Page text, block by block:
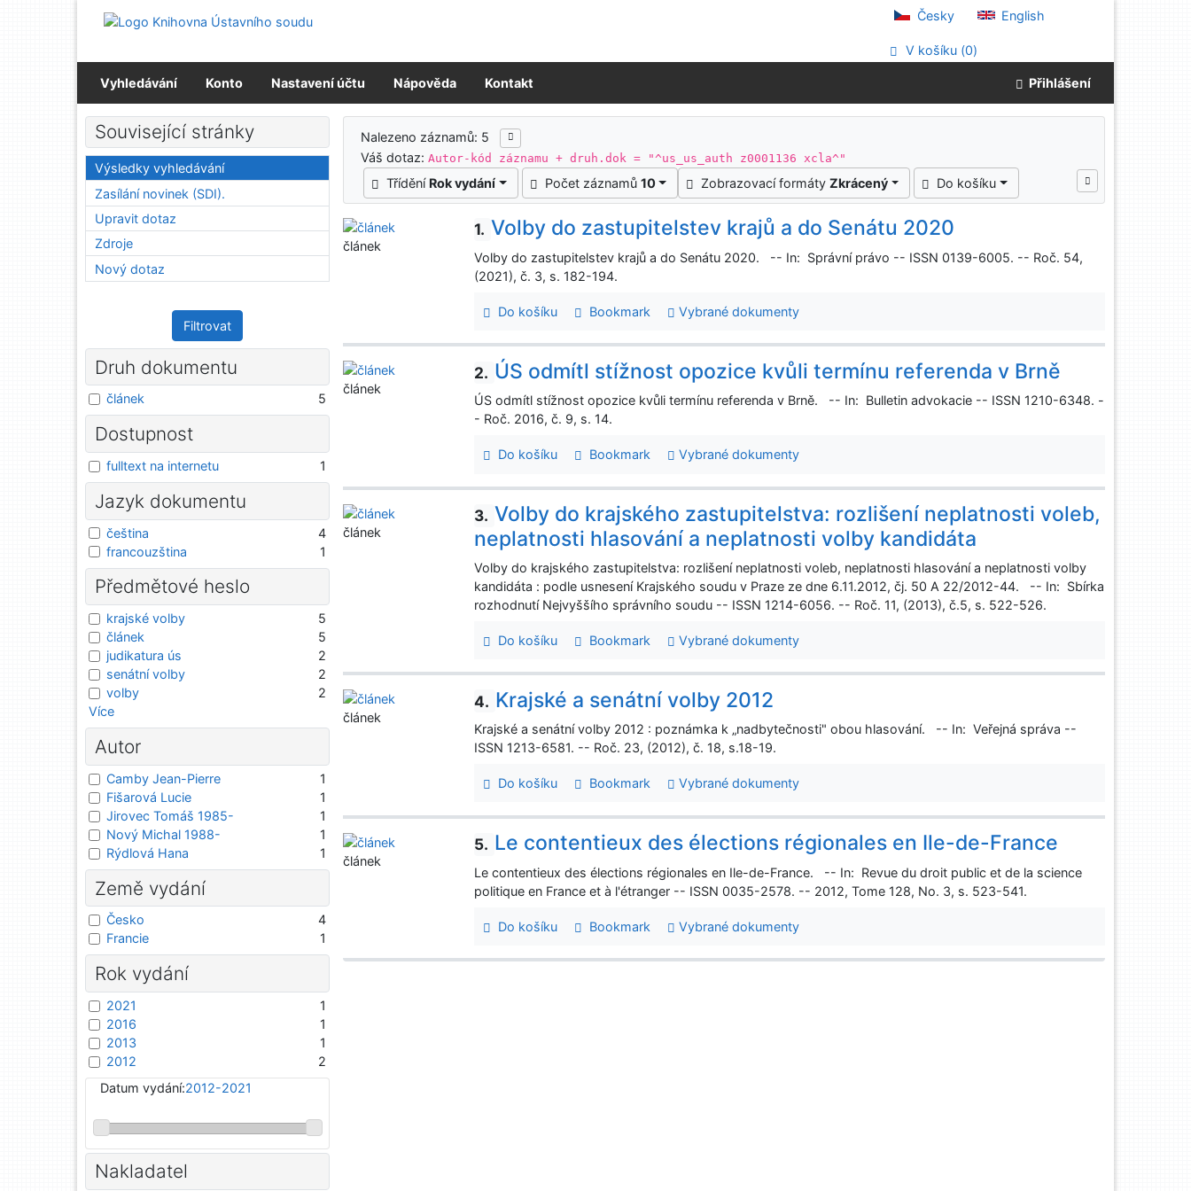
Přejít na menu
Česky English
V košíku (0)
Vyhledávání Konto Nastavení účtu Nápověda Kontakt Přihlášení
Výsledky vyhledávání
Nalezeno záznamů: 5
Váš dotaz:Autor-kód záznamu + druh.dok = "^us_us_auth z0001136 xcla^"
Třídění Rok vydání Počet záznamů 10 Zobrazovací formáty Zkrácený Do košíku
1. Volby do zastupitelstev krajů a do Senátu 2020
Volby do zastupitelstev krajů a do Senátu 2020. -- In: Správní právo -- ISSN 0139-6005. -- Roč. 54,
(2021), č. 3, s. 182-194.
Do košíku Bookmark Vybrané dokumenty
článek
2. ÚS odmítl stížnost opozice kvůli termínu referenda v Brně
ÚS odmítl stížnost opozice kvůli termínu referenda v Brně. -- In: Bulletin advokacie -- ISSN 1210-6348. -
- Roč. 2016, č. 9, s. 14.
Do košíku Bookmark Vybrané dokumenty
článek
3. Volby do krajského zastupitelstva: rozlišení neplatnosti voleb,
neplatnosti hlasování a neplatnosti volby kandidáta
Volby do krajského zastupitelstva: rozlišení neplatnosti voleb, neplatnosti hlasování a neplatnosti volby
kandidáta : podle usnesení Krajského soudu v Praze ze dne 6.11.2012, čj. 50 A 22/2012-44. -- In: Sbírka
rozhodnutí Nejvyššího správního soudu -- ISSN 1214-6056. -- Roč. 11, (2013), č.5, s. 522-526.
Do košíku Bookmark Vybrané dokumenty
článek
4. Krajské a senátní volby 2012
Krajské a senátní volby 2012 : poznámka k „nadbytečnosti" obou hlasování. -- In: Veřejná správa --
ISSN 1213-6581. -- Roč. 23, (2012), č. 18, s.18-19.
Do košíku Bookmark Vybrané dokumenty
článek
5. Le contentieux des élections régionales en Ile-de-France
Le contentieux des élections régionales en Ile-de-France. -- In: Revue du droit public et de la science
politique en France et à l'étranger -- ISSN 0035-2578. -- 2012, Tome 128, No. 3, s. 523-541.
Do košíku Bookmark Vybrané dokumenty
článek
Související stránky
Výsledky vyhledávání
Zasílání novinek (SDI).
Upravit dotaz
Zdroje
Nový dotaz
Filtrovat
Druh dokumentu
článek 5
Dostupnost
fulltext na internetu 1
Jazyk dokumentu
čeština
4
francouzština
1
Předmětové heslo
krajské volby
5
článek
5
judikatura ús
2
senátní volby
2
volby
2
Více
Autor
Camby Jean-Pierre
1
Fišarová Lucie
1
Jirovec Tomáš 1985-
1
Nový Michal 1988-
1
Rýdlová Hana
1
Země vydání
Česko
4
Francie
1
Rok vydání
2021
1
2016
1
2013
1
2012
2
Datum vydání:2012-2021
Nakladatel